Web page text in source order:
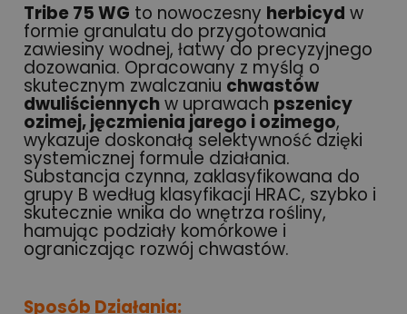
Tribe 75 WG to nowoczesny herbicyd w
formie granulatu do przygotowania
zawiesiny wodnej, łatwy do precyzyjnego
dozowania. Opracowany z myślą o
skutecznym zwalczaniu chwastów
dwuliściennychw uprawach pszenicy
ozimej, jęczmienia jarego i ozimego,
wykazuje doskonałą selektywność dzięki
systemicznej formule działania.
Substancja czynna, zaklasyfikowana do
grupy B według klasyfikacji HRAC, szybko i
skutecznie wnika do wnętrza rośliny,
hamując podziały komórkowe i
ograniczając rozwój chwastów.
Sposób Działania: